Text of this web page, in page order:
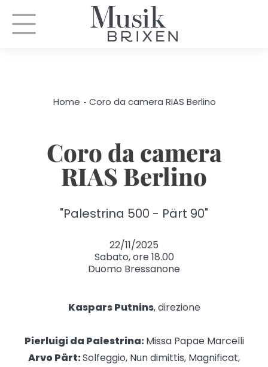
Home Coro da camera RIAS Berlino
Coro da camera
RIAS Berlino
"Palestrina 500 - Pärt 90"
22/11/2025
Sabato, ore 18.00
Duomo Bressanone
Kaspars Putnins, direzione
Pierluigi da Palestrina:Missa Papae Marcelli
Arvo Pärt:Solfeggio, Nun dimittis, Magnificat,